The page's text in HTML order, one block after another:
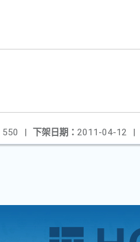
下架日期： 2011-04-12 |
550 |